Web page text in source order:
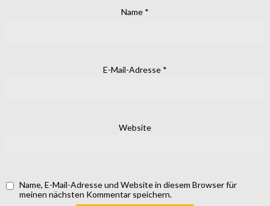
Name *
E-Mail-Adresse *
Website
Name, E-Mail-Adresse und Website in diesem Browser für
meinen nächsten Kommentar speichern.